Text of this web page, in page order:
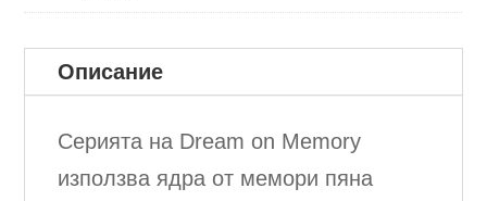
Описание
Серията на Dream on Memory
използва ядра от мемори пяна